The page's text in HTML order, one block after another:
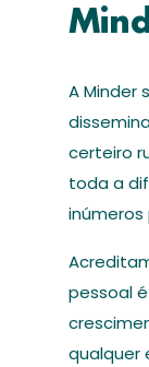
A Minder
certeiro
toda a
inúmeros
pessoal
qualquer